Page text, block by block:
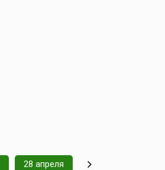
28 апреля